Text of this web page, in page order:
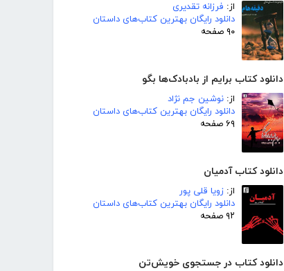
از: فرزانه تقدیری
دانلود رایگان بهترین کتاب‌های داستان
۹۰ صفحه
دانلود کتاب برایم از بادبادک‌ها بگو
از: نوشین جم نژاد
دانلود رایگان بهترین کتاب‌های داستان
۶۹ صفحه
دانلود کتاب آدمیان
از: زویا قلی پور
دانلود رایگان بهترین کتاب‌های داستان
۹۲ صفحه
دانلود کتاب در جستجوی خویش‌تن